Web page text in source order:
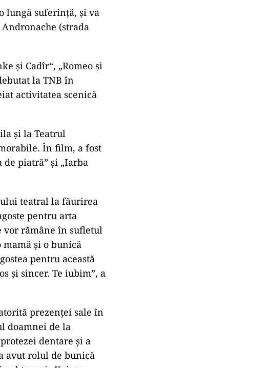
lungă suferință, și va
(strada
și Cadîr“, „Romeo și
la TNB în
activitatea scenică
și la Teatrul
În film, a fost
piatră” și „Iarba
teatral la făurirea
pentru arta
vor rămâne în sufletul
și o bunică
pentru această
și sincer. Te iubim”, a
prezenței sale în
doamnei de la
dentare și a
avut rolul de bunică